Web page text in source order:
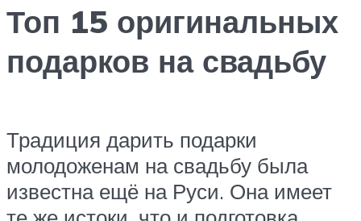
Топ 15 оригинальных
подарков на свадьбу
Традиция дарить подарки
молодоженам на свадьбу была
известна ещё на Руси. Она имеет